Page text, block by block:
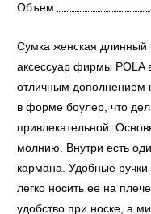
Объем
Сумка женская длинный
аксессуар фирмы POLA
отличным дополнением
в форме боулер, что
привлекательной.
молнию. Внутри есть
кармана. Удобные
легко носить ее на
удобство при носке, а